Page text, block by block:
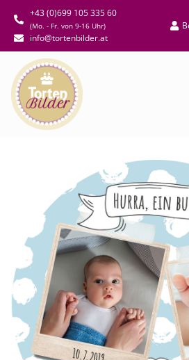
+43 (0)699 105 335 60
(Mo. - Fr. von 9-16 Uhr)
info@tortenbilder.at